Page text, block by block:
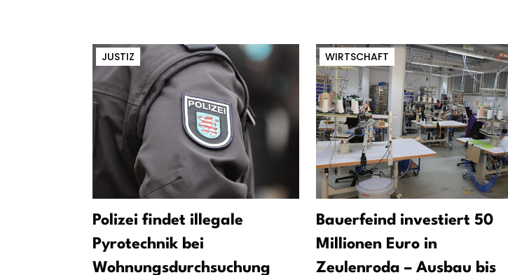
JUSTIZ
Polizei findet illegale
Pyrotechnik bei
Wohnungsdurchsuchung
WIRTSCHAFT
Bauerfeind investiert 50
Millionen Euro in
Zeulenroda – Ausbau bis